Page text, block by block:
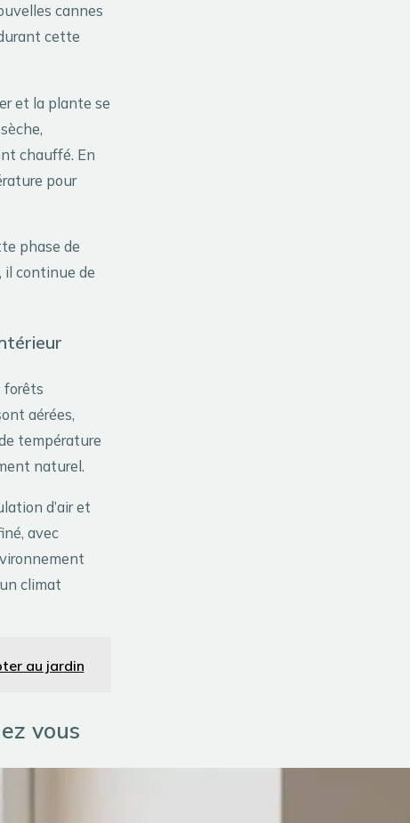
cannes
cette
et la plante se
chauffé. En
pour
phase de
il continue de
forêts
aérées,
température
naturel.
d’air et
avec
climat
au jardin
vous